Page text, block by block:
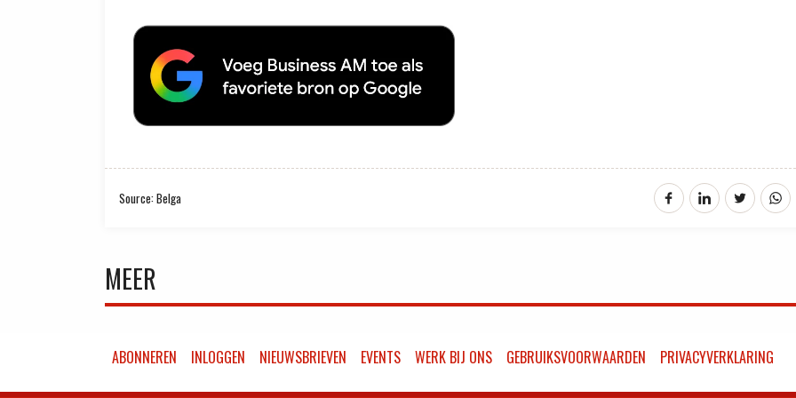
Source: Belga
MEER
ABONNEREN INLOGGEN NIEUWSBRIEVEN EVENTS WERK BIJ ONS GEBRUIKSVOORWAARDEN PRIVACYVERKLARING